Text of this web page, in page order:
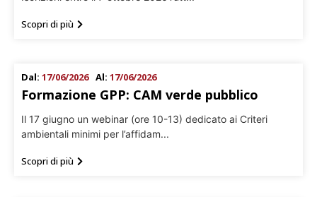
Scopri di più
Dal: 17/06/2026 Al: 17/06/2026
Formazione GPP: CAM verde pubblico
Il 17 giugno un webinar (ore 10-13) dedicato ai Criteri
ambientali minimi per l’affidam...
Scopri di più